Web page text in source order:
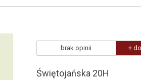
brak opinii +
Świętojańska 20H